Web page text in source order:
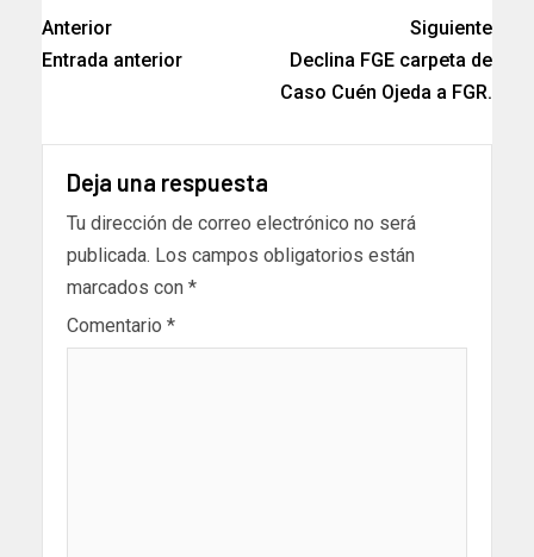
Anterior
Entrada anterior
Siguiente
Declina FGE carpeta de
Caso Cuén Ojeda a FGR.
Deja una respuesta
Tu dirección de correo electrónico no será
publicada. Los campos obligatorios están
marcados con *
Comentario *